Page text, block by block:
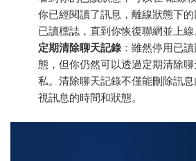
你已經閱讀了訊息，離線狀態下
已讀標誌，直到你恢復聯網並上線
定期清除聊天記錄：雖然停用已
態，但你仍然可以透過定期清除
私。清除聊天記錄不僅能刪除訊
視訊息的時間和狀態。